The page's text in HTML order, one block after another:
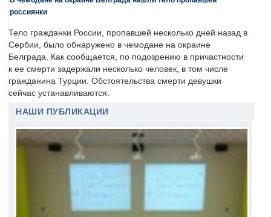
россиянки
Тело гражданки России, пропавшей несколько дней назад в
Сербии, было обнаружено в чемодане на окраине
Белграда. Как сообщается, по подозрению в причастности
к ее смерти задержали несколько человек, в том числе
гражданина Турции. Обстоятельства смерти девушки
сейчас устанавливаются.
НАШИ ПУБЛИКАЦИИ